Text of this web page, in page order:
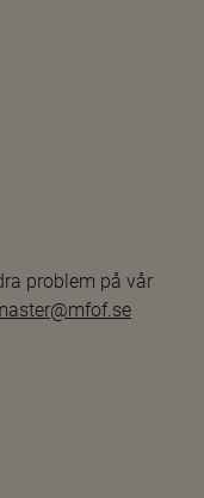
problem på vår